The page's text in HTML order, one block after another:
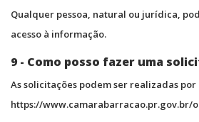
Qualquer pessoa, natural ou jurídica,
acesso à informação.
9 - Como posso fazer uma
As solicitações podem ser realizadas
https://www.camarabarracao.pr.gov.br/